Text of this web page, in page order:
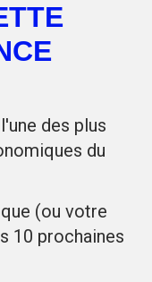
des plus
du
(ou votre
10 prochaines